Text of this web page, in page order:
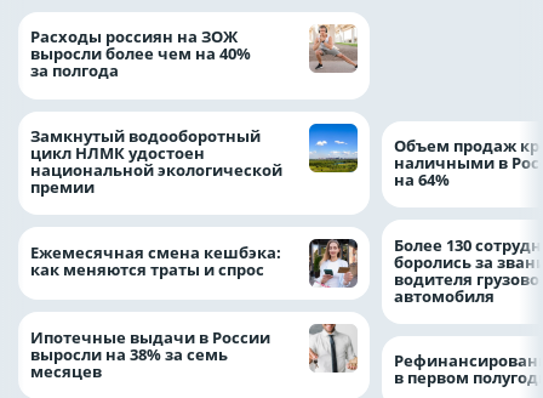
Расходы россиян на ЗОЖ
выросли более чем на 40%
за полгода
Замкнутый водооборотный
цикл НЛМК удостоен
национальной экологической
премии
Ежемесячная смена кешбэка:
как меняются траты и спрос
Ипотечные выдачи в России
выросли на 38% за семь
месяцев
Объем продаж
наличными в
на 64%
Более 130
боролись за
водителя
автомобиля
в первом